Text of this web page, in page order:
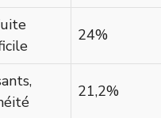
24%
21,2%